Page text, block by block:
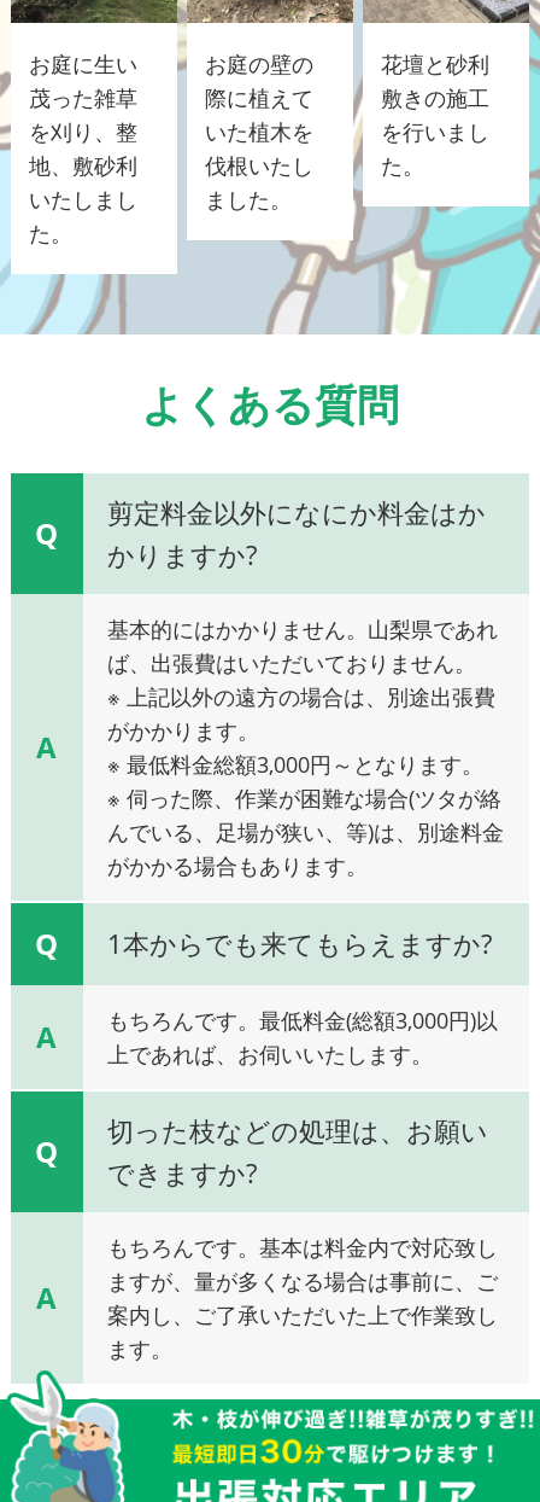
お庭に生い
茂った雑草
を刈り、整
地、敷砂利
いたしまし
た。
お庭の壁の
際に植えて
いた植木を
伐根いたし
ました。
花壇と砂利
敷きの施工
を行いまし
た。
よくある質問
Q
剪定料金以外になにか料金はか
かりますか?
A
基本的にはかかりません。山梨県であれ
ば、出張費はいただいておりません。
※ 上記以外の遠方の場合は、別途出張費
がかかります。
※ 最低料金総額3,000円～となります。
※ 伺った際、作業が困難な場合(ツタが絡
んでいる、足場が狭い、等)は、別途料金
がかかる場合もあります。
Q 1本からでも来てもらえますか?
A
もちろんです。最低料金(総額3,000円)以
上であれば、お伺いいたします。
Q
切った枝などの処理は、お願い
できますか?
A
もちろんです。基本は料金内で対応致し
ますが、量が多くなる場合は事前に、ご
案内し、ご了承いただいた上で作業致し
ます。